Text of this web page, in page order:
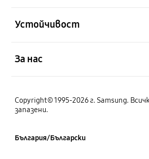
Устойчивост
За нас
Copyright© 1995-2026 г. Samsung.
запазени.
България/Български